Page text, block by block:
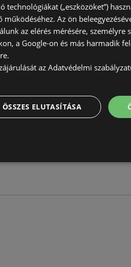
technológiákat („eszközöket”)
Az ön
az elérés mérésére, személyre
a Google-on és más harmadik
az Adatvédelmi
ÖSSZES ELUTASÍTÁSA